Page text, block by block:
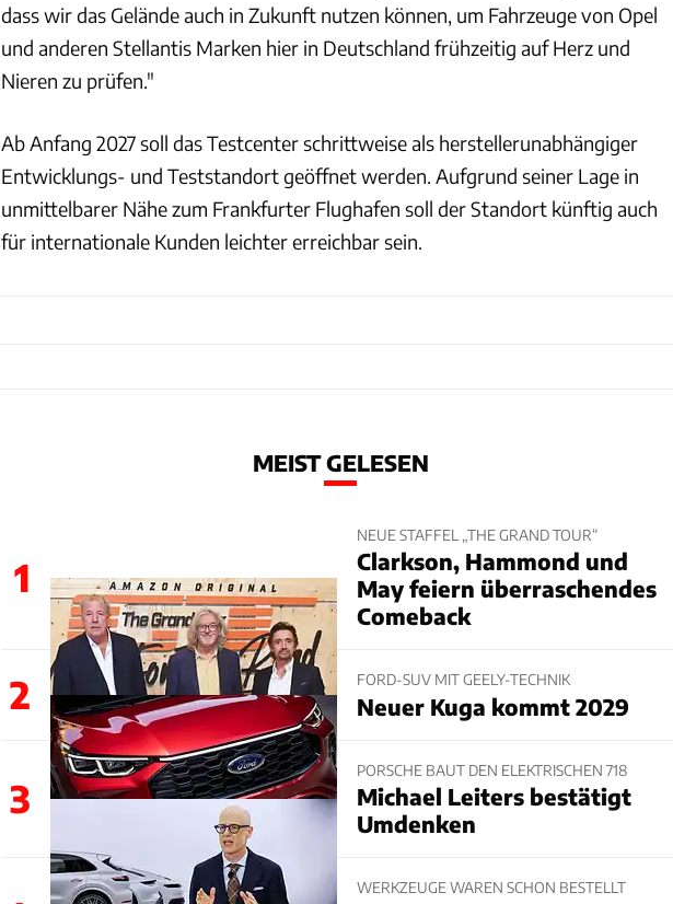
dass wir das Gelände auch in Zukunft nutzen können, um Fahrzeuge von Opel
und anderen Stellantis Marken hier in Deutschland frühzeitig auf Herz und
Nieren zu prüfen."
Ab Anfang 2027 soll das Testcenter schrittweise als herstellerunabhängiger
Entwicklungs- und Teststandort geöffnet werden. Aufgrund seiner Lage in
unmittelbarer Nähe zum Frankfurter Flughafen soll der Standort künftig auch
für internationale Kunden leichter erreichbar sein.
MEIST GELESEN
1
NEUE STAFFEL „THE GRAND TOUR“
Clarkson, Hammond und
May feiern überraschendes
Comeback
2 FORD-SUV MIT GEELY-TECHNIK
Neuer Kuga kommt 2029
3
PORSCHE BAUT DEN ELEKTRISCHEN 718
Michael Leiters bestätigt
Umdenken
WERKZEUGE WAREN SCHON BESTELLT